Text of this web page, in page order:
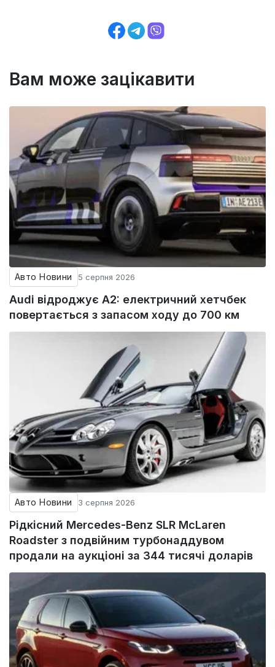
Вам може зацікавити
Авто Новини 5 серпня 2026
Audi відроджує A2: електричний хетчбек
повертається з запасом ходу до 700 км
Авто Новини 3 серпня 2026
Рідкісний Mercedes-Benz SLR McLaren
Roadster з подвійним турбонаддувом
продали на аукціоні за 344 тисячі доларів